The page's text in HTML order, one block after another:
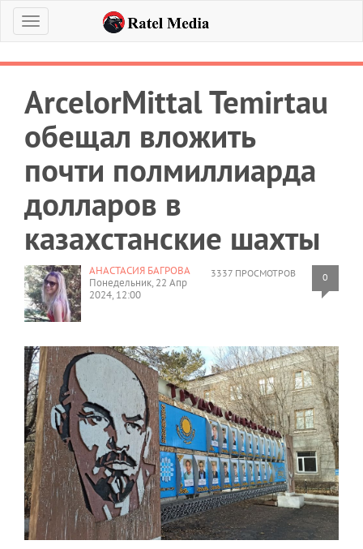
Меню
ArcelorMittal Temirtau
обещал вложить
почти полмиллиарда
долларов в
казахстанские шахты
3337 ПРОСМОТРОВ 0
АНАСТАСИЯ БАГРОВА
Понедельник, 22 Апр
2024, 12:00